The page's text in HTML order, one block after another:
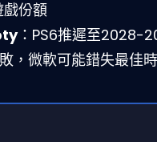
份額
：PS6推遲至2028-
，微軟可能錯失最佳